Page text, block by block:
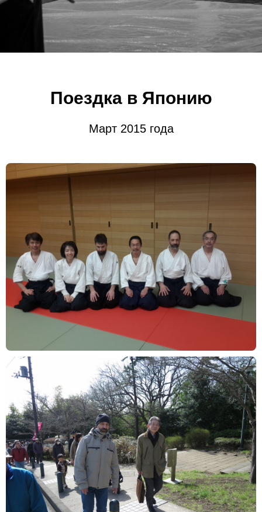
Поездка в Японию
Март 2015 года